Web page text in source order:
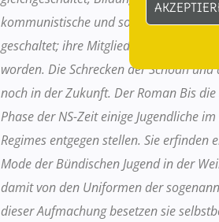
kommunistische und
geschaltet; ihre Mitglieder sind
worden. Die Schrecken der Schoah
noch in der Zukunft. Der Roman Bis
Phase der NS-Zeit einige Jugendliche
Regimes entgegen stellen. Sie erfinden
Mode der Bündischen Jugend in der
damit von den Uniformen der
dieser Aufmachung besetzen sie